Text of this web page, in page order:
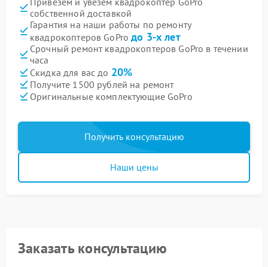
собственной доставкой
Гарантия на наши работы по ремонту
квадрокоптеров GoProдо 3-х лет
Срочный ремонт квадрокоптеров GoPro в течении
часа
Скидка для вас до 20%
Получите 1500 рублей на ремонт
Оригинальные комплектующие GoPro
Получить консультацию
Наши цены
Заказать консультацию